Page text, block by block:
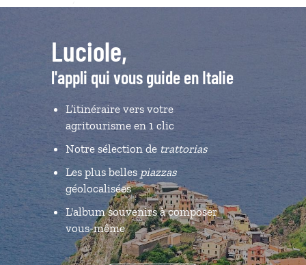
Luciole,
l'appli qui vous guide en Italie
L’itinéraire vers votre
agritourisme en 1 clic
Notre sélection de trattorias
Les plus belles piazzas
géolocalisées
L'album souvenirs à composer
vous-même